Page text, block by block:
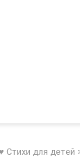
Стихи для детей